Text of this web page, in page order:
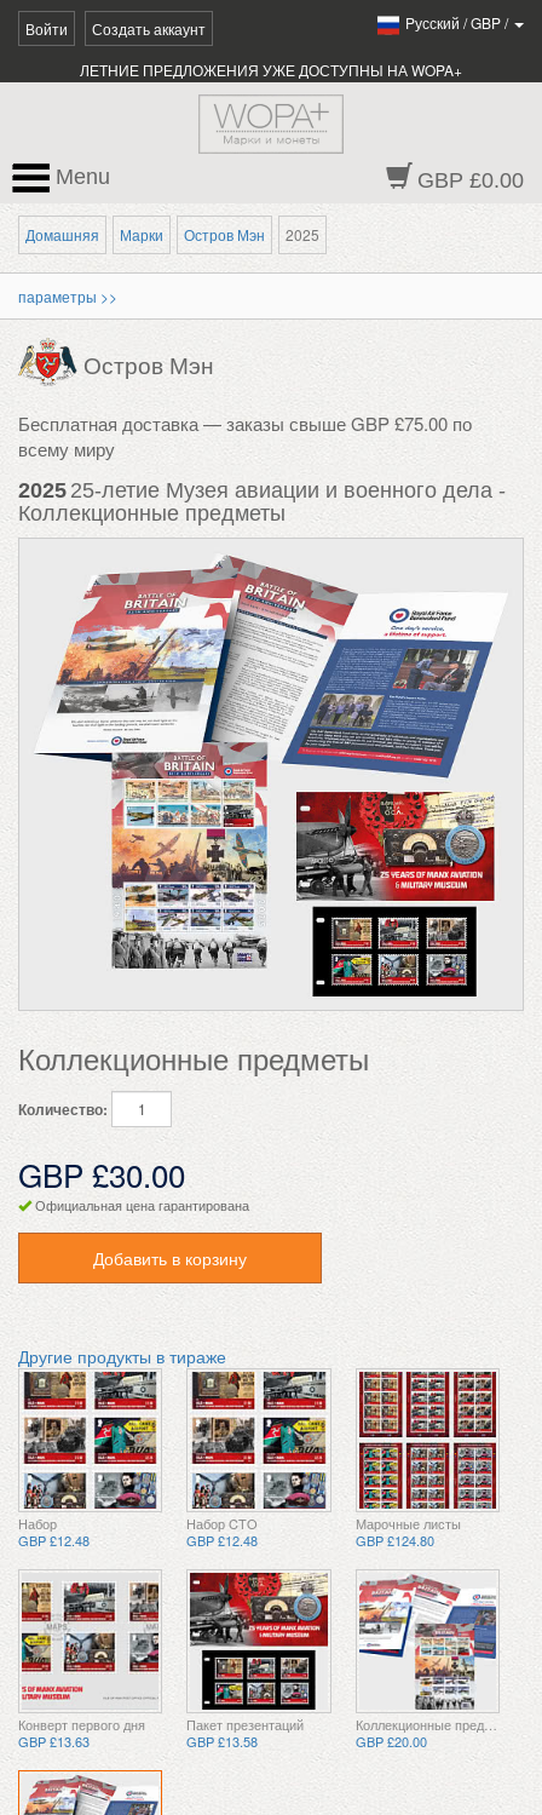
Войти Создать аккаунт Pусский /GBP/
ЛЕТНИЕ ПРЕДЛОЖЕНИЯ УЖЕ ДОСТУПНЫ НА WOPA+
GBP £0.00
Menu
Домашняя Марки Остров Мэн 2025
параметры >>
Остров Мэн
Бесплатная доставка — заказы свыше GBP £75.00 по
всему миру
2025 25-летие Музея авиации и военного дела -
Коллекционные предметы
Коллекционные предметы
Количество:
GBP £30.00
Официальная цена гарантирована
Добавить в корзину
Другие продукты в тираже
Набор
GBP £12.48
Набор CTO
GBP £12.48
Марочные листы
GBP £124.80
Конверт первого дня
GBP £13.63
Пакет презентаций
GBP £13.58
Коллекционные предметы
GBP £20.00